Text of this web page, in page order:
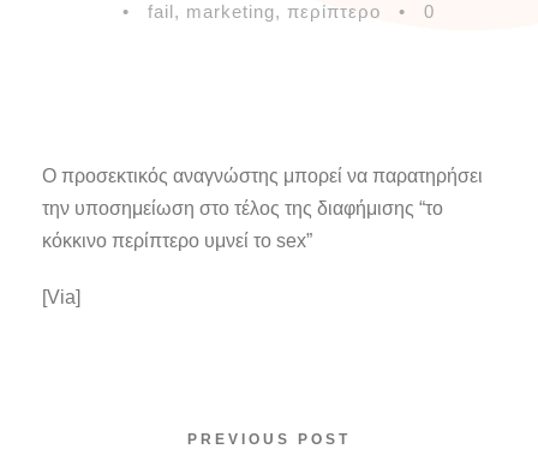
•
fail, marketing, περίπτερο • 0
Ο προσεκτικός αναγνώστης μπορεί να παρατηρήσει
την υποσημείωση στο τέλος της διαφήμισης “το
κόκκινο περίπτερο υμνεί το sex”
[Via]
PREVIOUS POST